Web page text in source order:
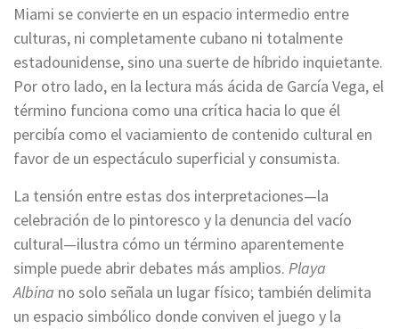
Miami se convierte en un espacio intermedio entre
culturas, ni completamente cubano ni totalmente
estadounidense, sino una suerte de híbrido inquietante.
Por otro lado, en la lectura más ácida de García Vega, el
término funciona como una crítica hacia lo que él
percibía como el vaciamiento de contenido cultural en
favor de un espectáculo superficial y consumista.
La tensión entre estas dos interpretaciones—la
celebración de lo pintoresco y la denuncia del vacío
cultural—ilustra cómo un término aparentemente
simple puede abrir debates más amplios. Playa
Albina no solo señala un lugar físico; también delimita
un espacio simbólico donde conviven el juego y la